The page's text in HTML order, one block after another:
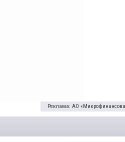
Реклама: АО